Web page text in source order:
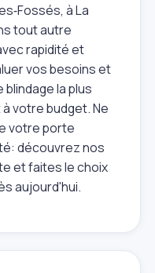
à La
tout autre
rapidité et
vos besoins et
la plus
votre budget. Ne
votre porte
découvrez nos
et faites le choix
aujourd'hui.